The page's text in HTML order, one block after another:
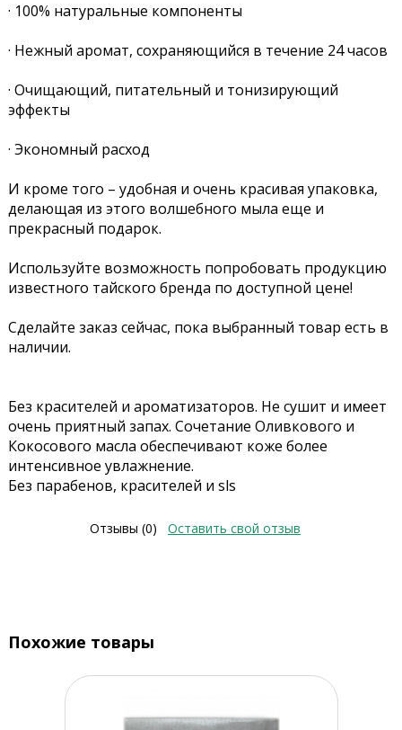
· 100% натуральные компоненты
· Нежный аромат, сохраняющийся в течение 24 часов
· Очищающий, питательный и тонизирующий
эффекты
· Экономный расход
И кроме того – удобная и очень красивая упаковка,
делающая из этого волшебного мыла еще и
прекрасный подарок.
Используйте возможность попробовать продукцию
известного тайского бренда по доступной цене!
Сделайте заказ сейчас, пока выбранный товар есть в
наличии.
Без красителей и ароматизаторов. Не сушит и имеет
очень приятный запах. Сочетание Оливкового и
Кокосового масла обеспечивают коже более
интенсивное увлажнение.
Без парабенов, красителей и sls
Отзывы (0) Оставить свой отзыв
Похожие товары